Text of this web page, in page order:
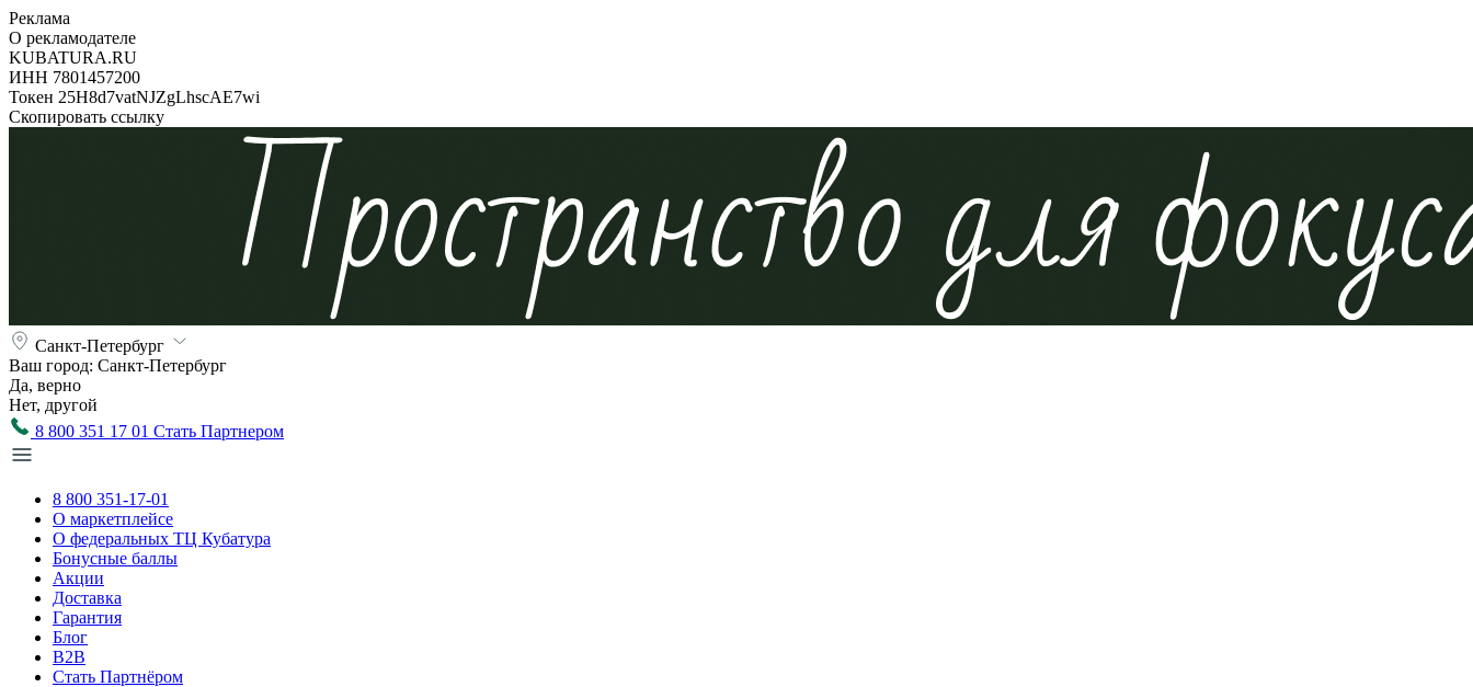
Реклама
О рекламодателе
KUBATURA.RU
ИНН 7801457200
Токен 25H8d7vatNJZgLhscAE7wi
Скопировать ссылку
Санкт-Петербург
Ваш город: Санкт-Петербург
Да, верно
Нет, другой
8 800 351 17 01 Стать Партнером
8 800 351-17-01
О маркетплейсе
О федеральных ТЦ Кубатура
Бонусные баллы
Акции
Доставка
Гарантия
Блог
B2B
Стать Партнёром